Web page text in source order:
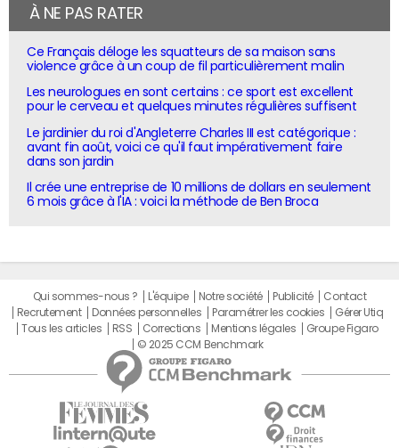
À NE PAS RATER
Ce Français déloge les squatteurs de sa maison sans
violence grâce à un coup de fil particulièrement malin
Les neurologues en sont certains : ce sport est excellent
pour le cerveau et quelques minutes régulières suffisent
Le jardinier du roi d'Angleterre Charles III est catégorique :
avant fin août, voici ce qu'il faut impérativement faire
dans son jardin
Il crée une entreprise de 10 millions de dollars en seulement
6 mois grâce à l'IA : voici la méthode de Ben Broca
Qui sommes-nous ? L'équipe Notre société Publicité
Contact
Recrutement
Données personnelles Paramétrer les cookies
Gérer Utiq
Tous les articles
RSS Corrections Mentions légales
Groupe Figaro
© 2025 CCM Benchmark